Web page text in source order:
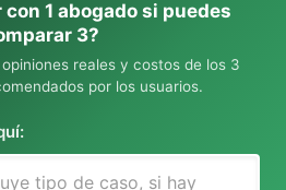
1 abogado si puedes
3?
reales y costos de los 3
por los usuarios.